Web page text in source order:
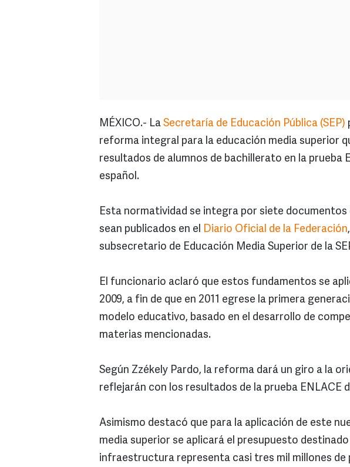
MÉXICO.- La Secretaría de Educación Pública (SEP)
reforma integral para la educación media superior
resultados de alumnos de bachillerato en la prueba
español.
Esta normatividad se integra por siete
sean publicados en el Diario Oficial de la Federación
subsecretario de Educación Media Superior de la
El funcionario aclaró que estos fundamentos se
2009, a fin de que en 2011 egrese la primera
modelo educativo, basado en el desarrollo de
materias mencionadas.
Según Zzékely Pardo, la reforma dará un giro a la
reflejarán con los resultados de la prueba ENLACE
Asimismo destacó que para la aplicación de este
media superior se aplicará el presupuesto
infraestructura representa casi tres mil millones de